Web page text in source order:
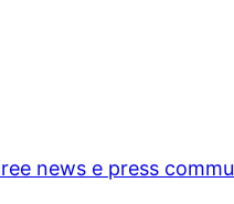
news e press